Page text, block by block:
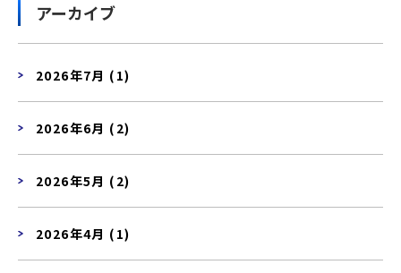
アーカイブ
2026年7月 (1)
2026年6月 (2)
2026年5月 (2)
2026年4月 (1)